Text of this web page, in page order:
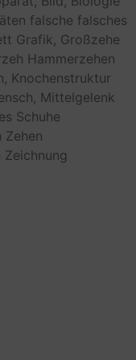
falsche falsches
Grafik, Großzehe
Hammerzehen
Knochenstruktur
Mittelgelenk
Schuhe
Zehen
Zeichnung